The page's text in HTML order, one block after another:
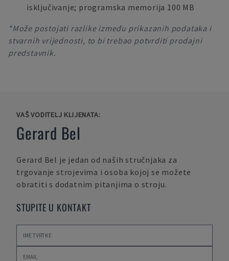
isključivanje; programska memorija 100 MB
*Može postojati razlike između prikazanih podataka i
stvarnih vrijednosti, to bi trebao potvrditi prodajni
predstavnik.
VAŠ VODITELJ KLIJENATA:
Gerard Bel
Gerard Bel je jedan od naših stručnjaka za
trgovanje strojevima i osoba kojoj se možete
obratiti s dodatnim pitanjima o stroju.
STUPITE U KONTAKT